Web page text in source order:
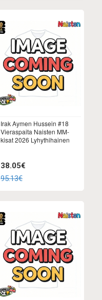
Irak Aymen Hussein #18
Vieraspaita Naisten MM-
kisat 2026 Lyhythihainen
38.05€
95.13€